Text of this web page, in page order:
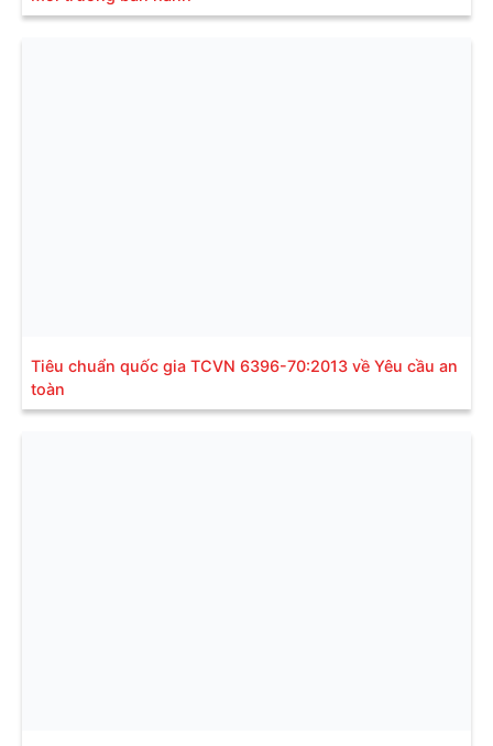
Tiêu chuẩn quốc gia TCVN 6396-70:2013 về Yêu cầu an
toàn